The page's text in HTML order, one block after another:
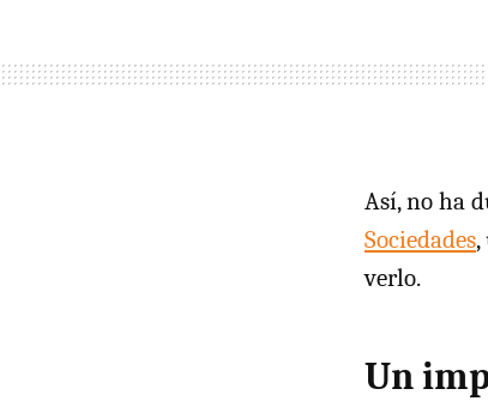
Así, no ha
Sociedades
verlo.
Un